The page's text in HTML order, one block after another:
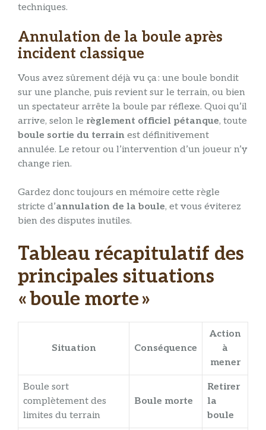
techniques.
Annulation de la boule après
incident classique
Vous avez sûrement déjà vu ça : une boule bondit
sur une planche, puis revient sur le terrain, ou bien
un spectateur arrête la boule par réflexe. Quoi qu’il
arrive, selon le règlement officiel pétanque, toute
boule sortie du terrain est définitivement
annulée. Le retour ou l’intervention d’un joueur n’y
change rien.
Gardez donc toujours en mémoire cette règle
stricte d’annulation de la boule, et vous éviterez
bien des disputes inutiles.
Tableau récapitulatif des
principales situations
« boule morte »
Situation Conséquence
Action
à
mener
Boule sort
complètement des
limites du terrain
Boule morte
Retirer
la
boule